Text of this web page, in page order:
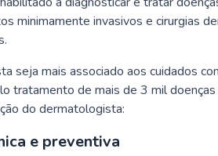
minimamente invasivos e cirurgias
seja mais associado aos cuidados
tratamento de mais de 3 mil doenças
do dermatologista:
e preventiva